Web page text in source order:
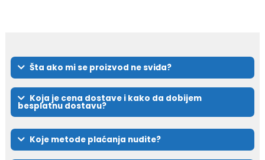
Šta ako mi se proizvod ne sviđa?
Koja je cena dostave i kako da dobijem
besplatnu dostavu?
Koje metode plaćanja nudite?